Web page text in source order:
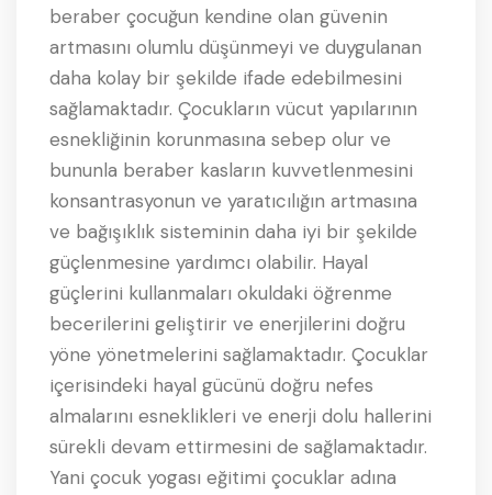
beraber çocuğun kendine olan güvenin
artmasını olumlu düşünmeyi ve duygulanan
daha kolay bir şekilde ifade edebilmesini
sağlamaktadır. Çocukların vücut yapılarının
esnekliğinin korunmasına sebep olur ve
bununla beraber kasların kuvvetlenmesini
konsantrasyonun ve yaratıcılığın artmasına
ve bağışıklık sisteminin daha iyi bir şekilde
güçlenmesine yardımcı olabilir. Hayal
güçlerini kullanmaları okuldaki öğrenme
becerilerini geliştirir ve enerjilerini doğru
yöne yönetmelerini sağlamaktadır. Çocuklar
içerisindeki hayal gücünü doğru nefes
almalarını esneklikleri ve enerji dolu hallerini
sürekli devam ettirmesini de sağlamaktadır.
Yani çocuk yogası eğitimi çocuklar adına